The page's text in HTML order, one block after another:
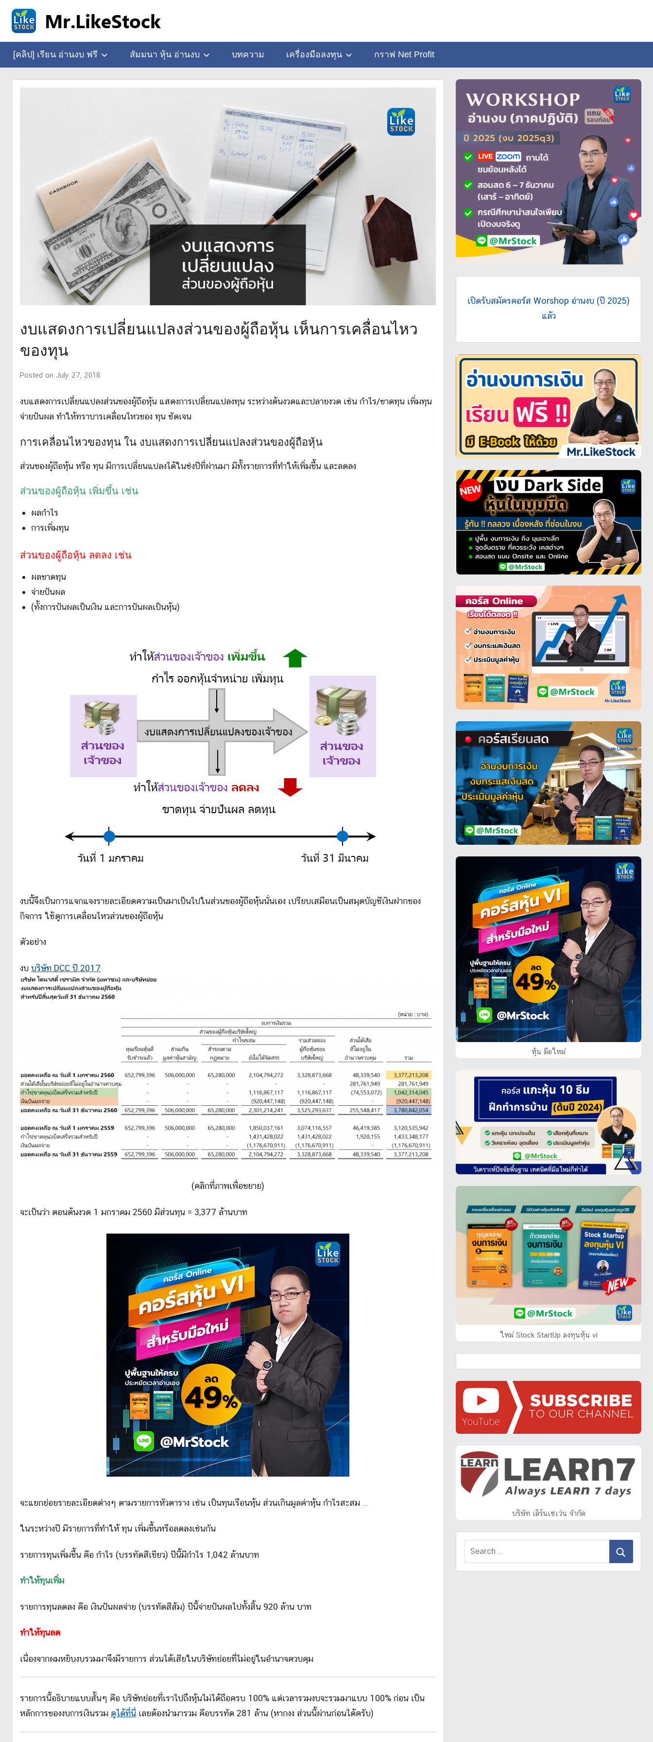
Skip
Mr.LikeStock
งบ
[คลิป] เรียน อ่านงบ ฟรี สัมมนา หุ้น อ่านงบ บทความ เครื่องมือลงทุน กราฟ Net Profit
งบแสดงการเปลี่ยนแปลงส่วนของผู้ถือหุ้น เห็นการเคลื่อนไหว
ของทุน
Posted on July 27, 2018
M
r
L
k
S
งบแสดงการเปลี่ยนแปลงส่วนของผู้ถือหุ้น แสดงการเปลี่ยนแปลงทุน ระหว่างต้นงวดและปลายงวด เช่น กำไร/ขาดทุน เพิ่มทุน
จ่ายปันผล ทำให้ทราบารเคลื่อนไหวของ ทุน ชัดเจน
การเคลื่อนไหวของทุน ใน งบแสดงการเปลี่ยนแปลงส่วนของผู้ถือหุ้น
ส่วนของผู้ถือหุ้น หรือ ทุน มีการเปลี่ยนแปลงได้ในช่งปีที่ผ่านมา มีทั้งรายการที่ทำให้เพิ่มขึ้น และลดลง
ส่วนของผู้ถือหุ้น เพิ่มขึ้น เช่น
ผลกำไร
การเพิ่มทุน
ส่วนของผู้ถือหุ้น ลดลง เช่น
ผลขาดทุน
จ่ายปันผล
(ทั้งการปันผลเป็นเงิน และการปันผลเป็นหุ้น)
งบนี้จึงเป็นการแจกแจงรายละเอียดความเป็นมาเป็นไปในส่วนของผู้ถือหุ้นนั่นเอง เปรียบเสมือนเป็นสมุดบัญชีเงินฝากของ
กิจการ ใช้ดูการเคลื่อนไหวส่วนของผู้ถือหุ้น
ตัวอย่าง
งบ บริษัท DCC ปี 2017
(คลิกที่ภาพเพื่อขยาย)
จะเป็นว่า ตอนต้นงวด 1 มกราคม 2560 มีส่วนทุน = 3,377 ล้านบาท
จะแยกย่อยรายละเอียดต่างๆ ตามรายการหัวตาราง เช่น เป็นทุนเรือนหุ้น ส่วนเกินมูลค่าหุ้น กำไรสะสม …
ในระหว่างปี มีรายการที่ทำให้ ทุน เพิ่มขึ้นหรือลดลงเช่นกัน
รายการทุนเพิ่มขึ้น คือ กำไร (บรรทัดสีเขียว) ปีนี้มีกำไร 1,042 ล้านบาท
ทำให้ทุนเพิ่ม
รายการทุนลดลง คือ เงินปันผลจ่าย (บรรทัดสีส้ม) ปีนี้จ่ายปันผลไปทั้งสิ้น 920 ล้าน บาท
ทำให้ทุนลด
เนื่องจากผมหยิบงบรวมมาจึงมีรายการ ส่วนได้เสียในบริษัทย่อยที่ไม่อยู่ในอำนาจควบคุม
รายการนี้อธิบายแบบสั้นๆ คือ บริษัทย่อยที่เราไปถึงหุ้นไม่ได้ถือครบ 100% แต่เวลารวมงบจะรวมมาแบบ 100% ก่อน เป็น
หลักการของงบการเงินรวม ดูได้ที่นี่ เลยต้องนำมารวม คือบรรทัด 281 ล้าน (หากงง ส่วนนี้ผ่านก่อนได้ครับ)
เปิดรับสมัครคอร์ส Worshop อ่านงบ (ปี 2025)
แล้ว
หุ้น มือใหม่
ใหม่ Stock StartUp ลงทุนหุ้น vi
บริษัท เลิร์นเซเว่น จำกัด